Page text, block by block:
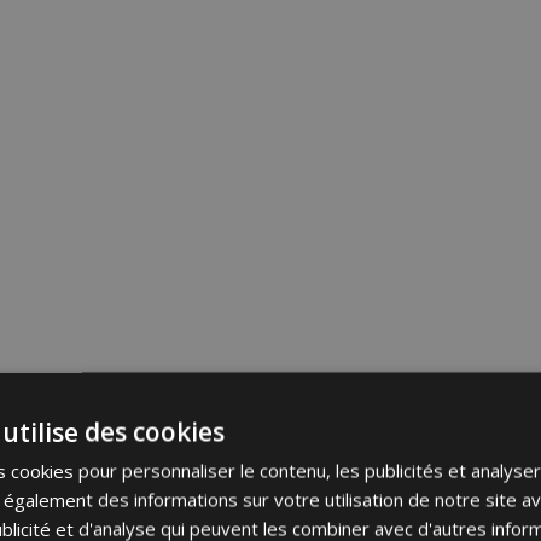
des cookies
cookies pour personnaliser le contenu, les publicités et
des informations sur votre utilisation de notre site
et d'analyse qui peuvent les combiner avec d'autres